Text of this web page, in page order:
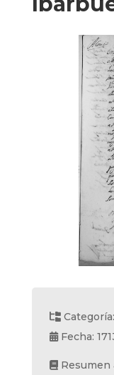
Categoría:
Fecha:
Resumen